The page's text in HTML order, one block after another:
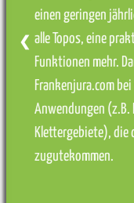
einen geringen
alle Topos, eine
Funktionen mehr.
Frankenjura.com
Anwendungen (z.B.
Klettergebiete), die
zugutekommen.
❮